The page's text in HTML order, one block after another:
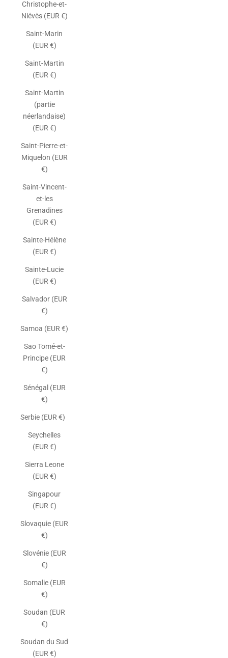
Christophe-et-
Niévès (EUR €)
Saint-Marin
(EUR €)
Saint-Martin
(EUR €)
Saint-Martin
(partie
néerlandaise)
(EUR €)
Saint-Pierre-et-
Miquelon (EUR
€)
Saint-Vincent-
et-les
Grenadines
(EUR €)
Sainte-Hélène
(EUR €)
Sainte-Lucie
(EUR €)
Salvador (EUR
€)
Samoa (EUR €)
Sao Tomé-et-
Principe (EUR
€)
Sénégal (EUR
€)
Serbie (EUR €)
Seychelles
(EUR €)
Sierra Leone
(EUR €)
Singapour
(EUR €)
Slovaquie (EUR
€)
Slovénie (EUR
€)
Somalie (EUR
€)
Soudan (EUR
€)
Soudan du Sud
(EUR €)